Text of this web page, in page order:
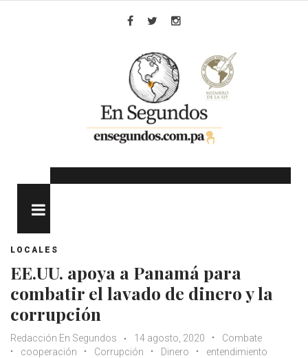
LOCALES
EE.UU. apoya a Panamá para
combatir el lavado de dinero y la
corrupción
Redacción En Segundos 14 agosto, 2020
Combate
cooperación
Corrupción Dinero
entendimiento